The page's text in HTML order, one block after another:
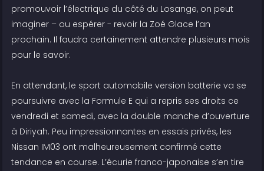
promouvoir l’électrique du côté du Losange, on peut
imaginer – ou espérer - revoir la Zoé Glace l’an
prochain. Il faudra certainement attendre plusieurs mois
pour le savoir.
En attendant, le sport automobile version batterie va se
poursuivre avec la Formule E qui a repris ses droits ce
vendredi et samedi, avec la double manche d’ouverture
à Diriyah. Peu impressionnantes en essais privés, les
Nissan IM03 ont malheureusement confirmé cette
tendance en course. L’écurie franco-japonaise s’en tire